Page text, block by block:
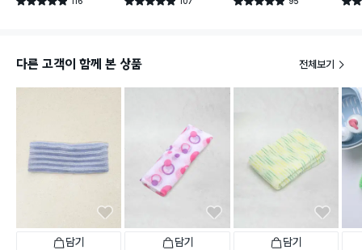
건 작성 건 작성 건 작성
다른 고객이 함께 본 상품 전체보기
담기 담기 담기